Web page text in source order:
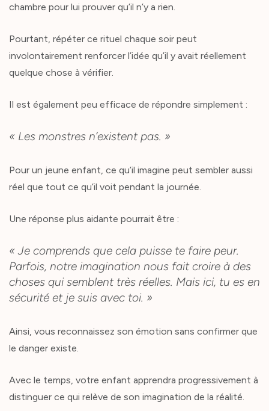
chambre pour lui prouver qu’il n’y a rien.
Pourtant, répéter ce rituel chaque soir peut
involontairement renforcer l’idée qu’il y avait réellement
quelque chose à vérifier.
Il est également peu efficace de répondre simplement :
« Les monstres n’existent pas. »
Pour un jeune enfant, ce qu’il imagine peut sembler aussi
réel que tout ce qu’il voit pendant la journée.
Une réponse plus aidante pourrait être :
« Je comprends que cela puisse te faire peur.
Parfois, notre imagination nous fait croire à des
choses qui semblent très réelles. Mais ici, tu es en
sécurité et je suis avec toi. »
Ainsi, vous reconnaissez son émotion sans confirmer que
le danger existe.
Avec le temps, votre enfant apprendra progressivement à
distinguer ce qui relève de son imagination de la réalité.